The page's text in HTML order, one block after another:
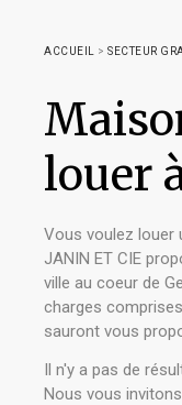
ACCUEIL > SECTEUR
louer
Vous voulez louer
JANIN ET CIE
ville au coeur de
charges
sauront vous
Il n'y a pas de
Nous vous